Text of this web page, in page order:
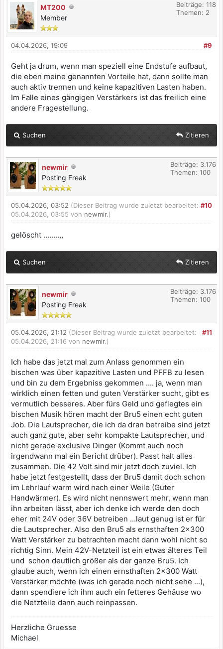
MT200
Member
Beiträge: 118
Themen: 2
#9
04.04.2026, 19:09
Geht ja drum, wenn man speziell eine Endstufe aufbaut,
die eben meine genannten Vorteile hat, dann sollte man
auch aktiv trennen und keine kapazitiven Lasten haben.
Im Falle eines gängigen Verstärkers ist das freilich eine
andere Fragestellung.
Suchen Zitieren
newmir
Posting Freak
Beiträge: 3.176
Themen: 100
#10
05.04.2026, 03:52 (Dieser Beitrag wurde zuletzt bearbeitet:
05.04.2026, 03:55 von newmir.)
gelöscht ........,,
Suchen Zitieren
newmir
Posting Freak
Beiträge: 3.176
Themen: 100
#11
05.04.2026, 21:12 (Dieser Beitrag wurde zuletzt bearbeitet:
05.04.2026, 21:16 von newmir.)
Ich habe das jetzt mal zum Anlass genommen ein
bischen was über kapazitive Lasten und PFFB zu lesen
und bin zu dem Ergebniss gekommen .... ja, wenn man
wirklich einen fetten und guten Verstärker sucht, gibt es
vermutlich besseres. Aber fürs Geld und geflegtes ein
bischen Musik hören macht der Bru5 einen echt guten
Job. Die Lautsprecher, die ich da dran betreibe sind jetzt
auch ganz gute, aber sehr kompakte Lautsprecher, und
nicht gerade exclusive Dinger (Kommt auch noch
irgendwann mal ein Bericht drüber). Passt halt alles
zusammen. Die 42 Volt sind mir jetzt doch zuviel. Ich
habe jetzt festgestellt, dass der Bru5 damit doch schon
im Lehrlauf warm wird nach einer Weile (Guter
Handwärmer). Es wird nicht nennswert mehr, wenn man
ihn arbeiten lässt, aber ich denke ich werde den doch
eher mit 24V oder 36V betreiben ...laut genug ist er für
die Lautsprecher. Also den Bru5 als ernsthaften 2x300
Watt Verstärker zu betrachten macht dann wohl nicht so
richtig Sinn. Mein 42V-Netzteil ist ein etwas älteres Teil
und schon deutlich größer als der ganze Bru5. Ich
glaube auch, wenn ich einen ernsthaften 2x300 Watt
Verstärker möchte (was ich gerade noch nicht sehe ...),
dann spendiere ich ihm auch ein fetteres Gehäuse wo
die Netzteile dann auch reinpassen.
Herzliche Gruesse
Michael